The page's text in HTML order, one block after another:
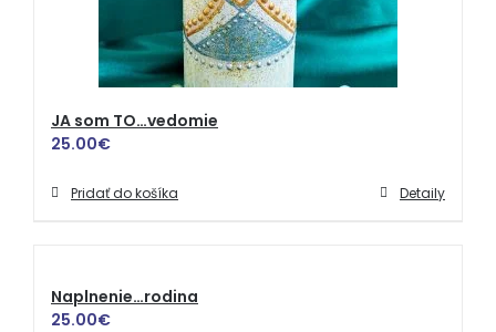
JA som TO…vedomie
25.00€
Pridať do košíka Detaily
Naplnenie…rodina
25.00€